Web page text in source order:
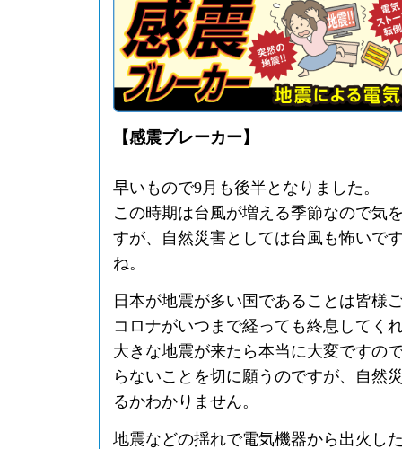
【感震ブレーカー】
早いもので9月も後半となりました。
この時期は台風が増える季節なので気
すが、自然災害としては台風も怖いで
ね。
日本が地震が多い国であることは皆様
コロナがいつまで経っても終息してく
大きな地震が来たら本当に大変ですの
らないことを切に願うのですが、自然
るかわかりません。
地震などの揺れで電気機器から出火し